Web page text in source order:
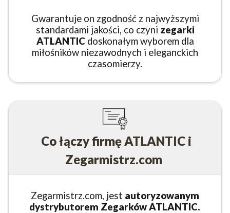
Gwarantuje on zgodność z najwyższymi
standardami jakości, co czyni zegarki
ATLANTIC doskonałym wyborem dla
miłośników niezawodnych i eleganckich
czasomierzy.
Co łączy firmę ATLANTIC i
Zegarmistrz.com
Zegarmistrz.com, jest autoryzowanym
dystrybutorem Zegarków ATLANTIC.